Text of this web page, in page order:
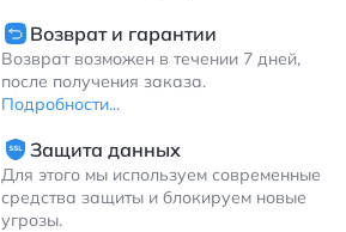
Возврат и гарантии
Возврат возможен в течении 7 дней,
после получения заказа.
Подробности...
Защита данных
Для этого мы используем современные
средства защиты и блокируем новые
угрозы.